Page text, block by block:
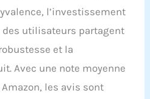
l’investissement
utilisateurs partagent
et la
Avec une note moyenne
les avis sont